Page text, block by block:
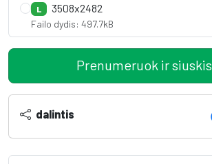
L 3508x2482
Failo dydis: 497.7kB
Prenumeruok ir siuskis
dalintis